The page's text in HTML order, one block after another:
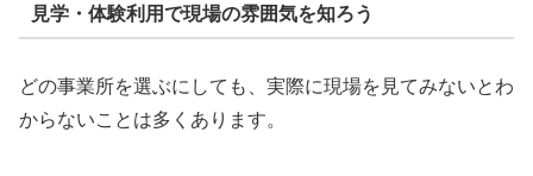
見学・体験利用で現場の雰囲気を知ろう
どの事業所を選ぶにしても、実際に現場を見てみないとわ
からないことは多くあります。